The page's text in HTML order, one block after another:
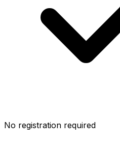
No registration required